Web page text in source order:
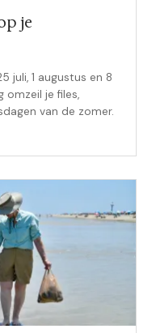
je
juli, 1 augustus en 8
omzeil je files,
van de zomer.